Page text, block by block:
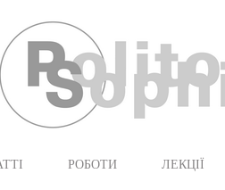
РОБОТИ ЛЕКЦІЇ